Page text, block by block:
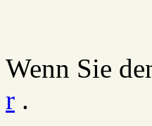
Wenn Sie
r .